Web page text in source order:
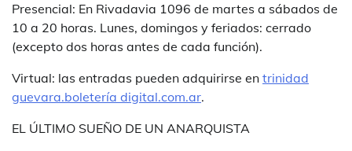
Presencial: En Rivadavia 1096 de martes a sábados de
10 a 20 horas. Lunes, domingos y feriados: cerrado
(excepto dos horas antes de cada función).
Virtual: las entradas pueden adquirirse en trinidad
guevara.boletería digital.com.ar.
EL ÚLTIMO SUEÑO DE UN ANARQUISTA